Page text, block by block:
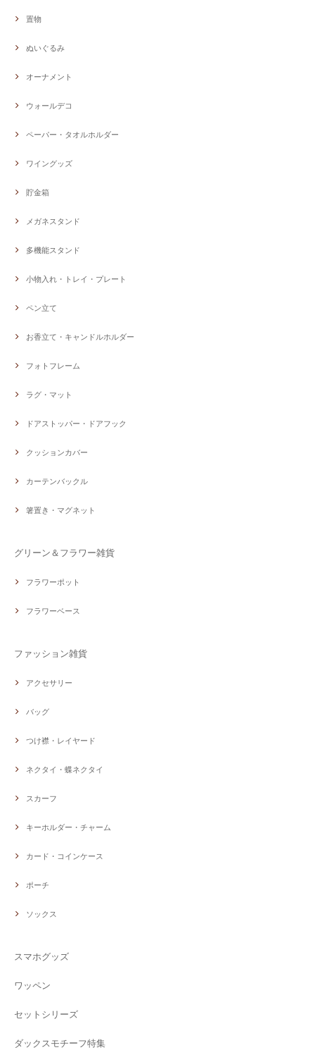
置物
ぬいぐるみ
オーナメント
ウォールデコ
ペーパー・タオルホルダー
ワイングッズ
貯金箱
メガネスタンド
多機能スタンド
小物入れ・トレイ・プレート
ペン立て
お香立て・キャンドルホルダー
フォトフレーム
ラグ・マット
ドアストッパー・ドアフック
クッションカバー
カーテンバックル
箸置き・マグネット
グリーン＆フラワー雑貨
フラワーポット
フラワーベース
ファッション雑貨
アクセサリー
バッグ
つけ襟・レイヤード
ネクタイ・蝶ネクタイ
スカーフ
キーホルダー・チャーム
カード・コインケース
ポーチ
ソックス
スマホグッズ
ワッペン
セットシリーズ
ダックスモチーフ特集